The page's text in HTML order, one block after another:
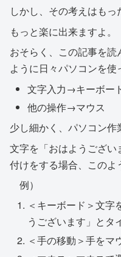
しかし、その考えはもっ
もっと楽に出来ますよ。
おそらく、この記事を
ように日々パソコンを使
文字入力→キーボー
他の操作→マウス
少し細かく、パソコン作
文字を「おはようござい
付けをする場合、このよ
例）
＜キーボード＞文
うございます」とタ
＜手の移動＞手を